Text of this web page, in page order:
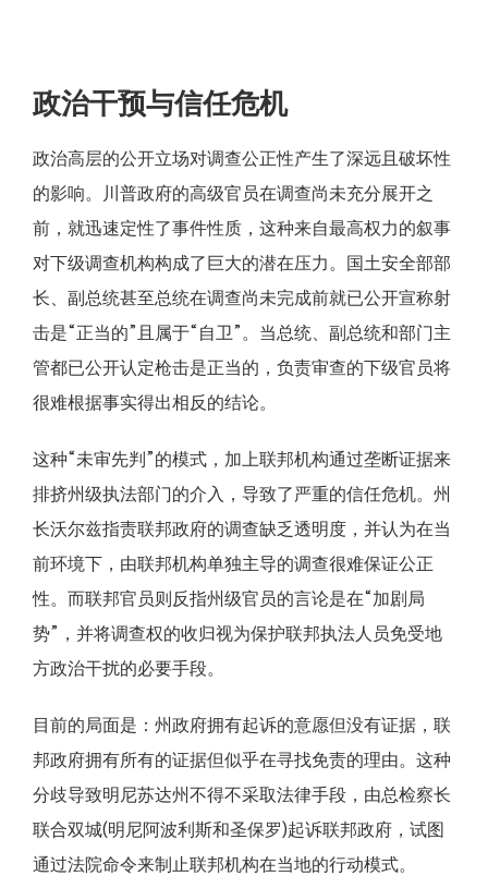
政治干预与信任危机
政治高层的公开立场对调查公正性产生了深远且破坏性
的影响。川普政府的高级官员在调查尚未充分展开之
前，就迅速定性了事件性质，这种来自最高权力的叙事
对下级调查机构构成了巨大的潜在压力。国土安全部部
长、副总统甚至总统在调查尚未完成前就已公开宣称射
击是“正当的”且属于“自卫”。当总统、副总统和部门主
管都已公开认定枪击是正当的，负责审查的下级官员将
很难根据事实得出相反的结论。
这种“未审先判”的模式，加上联邦机构通过垄断证据来
排挤州级执法部门的介入，导致了严重的信任危机。州
长沃尔兹指责联邦政府的调查缺乏透明度，并认为在当
前环境下，由联邦机构单独主导的调查很难保证公正
性。而联邦官员则反指州级官员的言论是在“加剧局
势”，并将调查权的收归视为保护联邦执法人员免受地
方政治干扰的必要手段。
目前的局面是：州政府拥有起诉的意愿但没有证据，联
邦政府拥有所有的证据但似乎在寻找免责的理由。这种
分歧导致明尼苏达州不得不采取法律手段，由总检察长
联合双城(明尼阿波利斯和圣保罗)起诉联邦政府，试图
通过法院命令来制止联邦机构在当地的行动模式。